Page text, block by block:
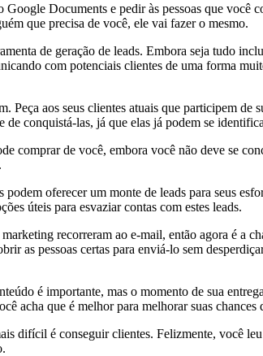
Documents e pedir às pessoas que você
que precisa de você, ele vai fazer o mesmo.
de geração de leads. Embora seja tudo
com potenciais clientes de uma forma
aos seus clientes atuais que participem de
de conquistá-las, já que elas já podem se
comprar de você, embora você não deve se
oferecer um monte de leads para seus
úteis para esvaziar contas com estes leads.
recorreram ao e-mail, então agora é a
as pessoas certas para enviá-lo sem
é importante, mas o momento de sua
acha que é melhor para melhorar suas chances
difícil é conseguir clientes. Felizmente, você